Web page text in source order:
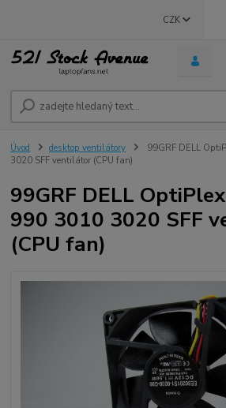
CZK
Úvod desktop ventilátory
99GRF DELL
3020 SFF ventilátor (CPU fan)
99GRF DELL
990 3010 3020 SFF
(CPU fan)